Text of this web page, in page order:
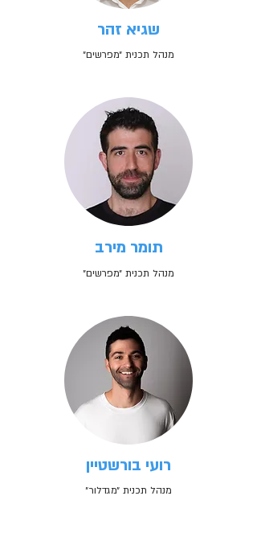
שגיא זהר
מנהל תכנית ״מפרשים״
תומר מירב
מנהל תכנית ״מפרשים״
רועי בורשטיין
מנהל תכנית ״מגדלור״